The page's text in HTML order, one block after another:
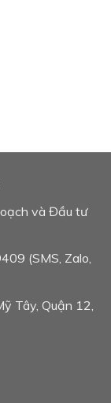
và Đầu tư
(SMS, Zalo,
Tây, Quận 12,